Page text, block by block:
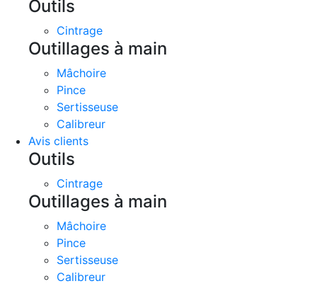
Outils
Cintrage
Outillages à main
Mâchoire
Pince
Sertisseuse
Calibreur
Avis clients
Outils
Cintrage
Outillages à main
Mâchoire
Pince
Sertisseuse
Calibreur